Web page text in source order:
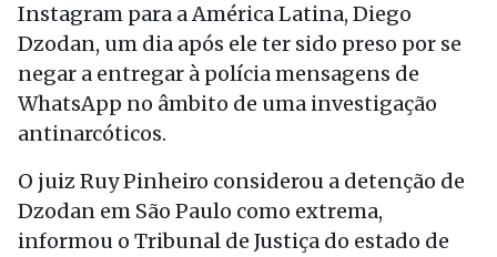
Instagram para a América Latina, Diego
Dzodan, um dia após ele ter sido preso por se
negar a entregar à polícia mensagens de
WhatsApp no âmbito de uma investigação
antinarcóticos.
O juiz Ruy Pinheiro considerou a detenção de
Dzodan em São Paulo como extrema,
informou o Tribunal de Justiça do estado de